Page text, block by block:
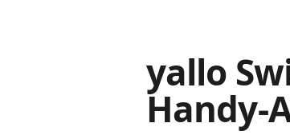
Daten-Abos vergleichen
Abos für Tablets, Hotspots und Smart
yallo
Handy-